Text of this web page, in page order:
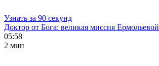
Узнать за 90 секунд
Доктор от Бога: великая миссия Ермольевой
05:58
2 мин